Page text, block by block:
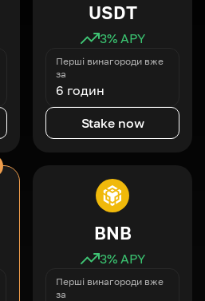
USDT
3% APY
Перші винагороди вже
за
6 годин
Stake now
BNB
3% APY
Перші винагороди вже
за